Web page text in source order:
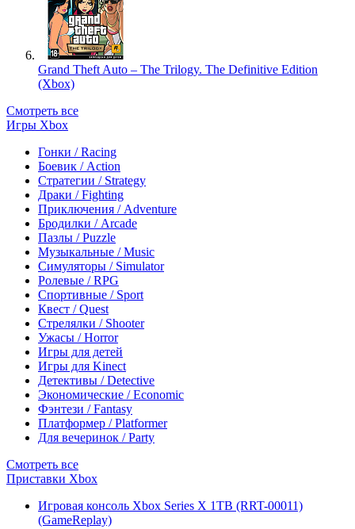
Grand Theft Auto – The Trilogy. The Definitive Edition
(Xbox)
Смотреть все
Игры Xbox
Гонки / Racing
Боевик / Action
Стратегии / Strategy
Драки / Fighting
Приключения / Adventure
Бродилки / Arcade
Пазлы / Puzzle
Музыкальные / Music
Симуляторы / Simulator
Ролевые / RPG
Спортивные / Sport
Квест / Quest
Стрелялки / Shooter
Ужасы / Horror
Игры для детей
Игры для Kinect
Детективы / Detective
Экономические / Economic
Фэнтези / Fantasy
Платформер / Platformer
Для вечеринок / Party
Смотреть все
Приставки Xbox
Игровая консоль Xbox Series X 1TB (RRT-00011)
(GameReplay)